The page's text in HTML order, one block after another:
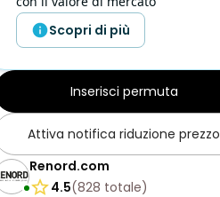
Scopri di più
Inserisci permuta
Attiva notifica riduzione prezzo
Renord.com
4.5(828 totale)